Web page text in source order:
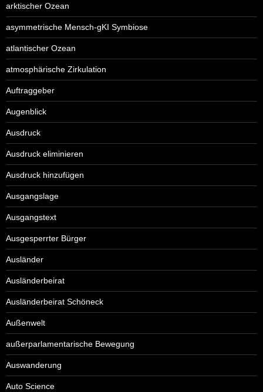
arktischer Ozean
asymmetrische Mensch-gKI Symbiose
atlantischer Ozean
atmosphärische Zirkulation
Auftraggeber
Augenblick
Ausdruck
Ausdruck eliminieren
Ausdruck hinzufügen
Ausgangslage
Ausgangstext
Ausgesperrter Bürger
Ausländer
Ausländerbeirat
Ausländerbeirat Schöneck
Außenwelt
außerparlamentarische Bewegung
Auswanderung
Auto Science